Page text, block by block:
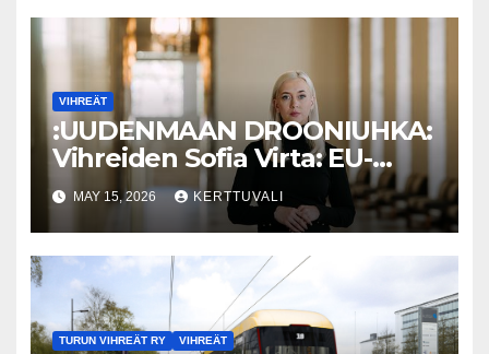
VIHREÄT
:UUDENMAAN DROONIUHKA:
Vihreiden Sofia Virta: EU-
Alertin käyttöönottoa on
aikaistettava ja Venäjä-
sanktioita kiristettävä
MAY 15, 2026 KERTTUVALI
TURUN VIHREÄT RY VIHREÄT